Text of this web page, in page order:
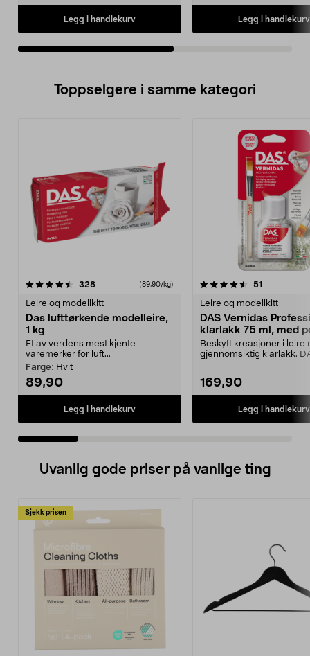
Legg i handlekurv Legg i handlekurv
Toppselgere i samme kategori
328anmeldelser(89,90/kg)
Leire og modellkitt
Das lufttørkende modelleire,
1 kg
Et av verdens mest kjente
varemerker for luft...
Farge: Hvit
89,90
Legg i handlekurv
4.5 av 5 stjerner 51
Leire og modellkitt
DAS Vernidas
klarlakk 75 ml, med
Beskytt kreasjoner i leire
gjennomsiktig klarlakk.
169,90
Legg i handlekurv
4.5 av 5 stjerner
Uvanlig gode priser på vanlige ting
Sjekk prisen